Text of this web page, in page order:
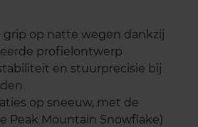
op natte wegen dankzij
profielontwerp
en stuurprecisie bij
op sneeuw, met de
Peak Mountain Snowflake)